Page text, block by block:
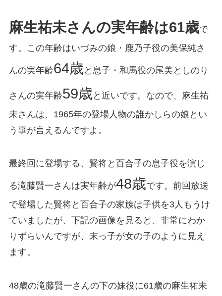
麻生祐未さんの実年齢は61歳で
す。この年齢はいづみの娘・鹿乃子役の美保純さ
んの実年齢64歳 と息子・和馬役の尾美としのり
さんの実年齢59歳 と近いです。なので、麻生祐
未さんは、1965年の登場人物の誰かしらの娘とい
う事が言えるんですよ。
最終回に登場する、賢将と百合子の息子役を演じ
る滝藤賢一さんは実年齢が48歳です。前回放送
で登場した賢将と百合子の家族は子供を3人もうけ
ていましたが、下記の画像を見ると、非常にわか
りずらいんですが、末っ子が女の子のように見え
ます。
48歳の滝藤賢一さんの下の妹役に61歳の麻生祐未